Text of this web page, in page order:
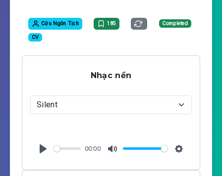
Cửu Ngôn Tịch 185 Completed
CV
Nhạc nền
l
00:00
u
e